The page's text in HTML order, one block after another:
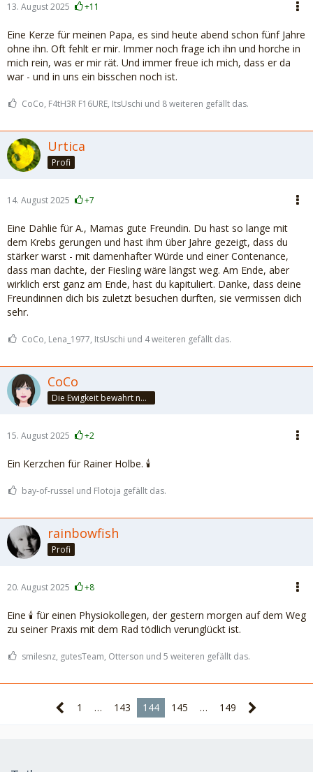
13. August 2025 +11
Eine Kerze für meinen Papa, es sind heute abend schon fünf Jahre
ohne ihn. Oft fehlt er mir. Immer noch frage ich ihn und horche in
mich rein, was er mir rät. Und immer freue ich mich, dass er da
war - und in uns ein bisschen noch ist.
CoCo, F4tH3R F16URE, ItsUschi und 8 weiteren gefällt das.
Urtica
Profi
14. August 2025 +7
Eine Dahlie für A., Mamas gute Freundin. Du hast so lange mit
dem Krebs gerungen und hast ihm über Jahre gezeigt, dass du
stärker warst - mit damenhafter Würde und einer Contenance,
dass man dachte, der Fiesling wäre längst weg. Am Ende, aber
wirklich erst ganz am Ende, hast du kapituliert. Danke, dass deine
Freundinnen dich bis zuletzt besuchen durften, sie vermissen dich
sehr.
CoCo, Lena_1977, ItsUschi und 4 weiteren gefällt das.
CoCo
Die Ewigkeit bewahrt nur die Liebe, weil sie von gleicher Natur ist. ~Khalil Gibran~
15. August 2025 +2
Ein Kerzchen für Rainer Holbe. 🕯️
bay-of-russel und Flotoja gefällt das.
rainbowfish
Profi
20. August 2025 +8
Eine 🕯️ für einen Physiokollegen, der gestern morgen auf dem Weg
zu seiner Praxis mit dem Rad tödlich verunglückt ist.
smilesnz, gutesTeam, Otterson und 5 weiteren gefällt das.
1 … 143 144 145 … 149